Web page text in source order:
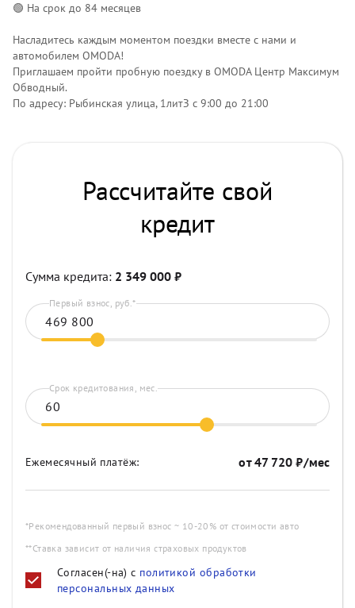
🟢 На срок до 84 месяцев
Насладитесь каждым моментом поездки вместе с нами и
автомобилем OMODA!
Приглашаем пройти пробную поездку в OMODA Центр Максимум
Обводный.
По адресу: Рыбинская улица, 1литЗ с 9:00 до 21:00
Рассчитайте свой
кредит
Сумма кредита: 2 349 000 ₽
Первый взнос, руб.*
Срок кредитования, мес.
Ежемесячный платёж: от47 720 ₽/мес
*Рекомендованный первый взнос ~ 10-20% от стоимости авто
**Ставка зависит от наличия страховых продуктов
Согласен(-на) с политикой обработки
персональных данных